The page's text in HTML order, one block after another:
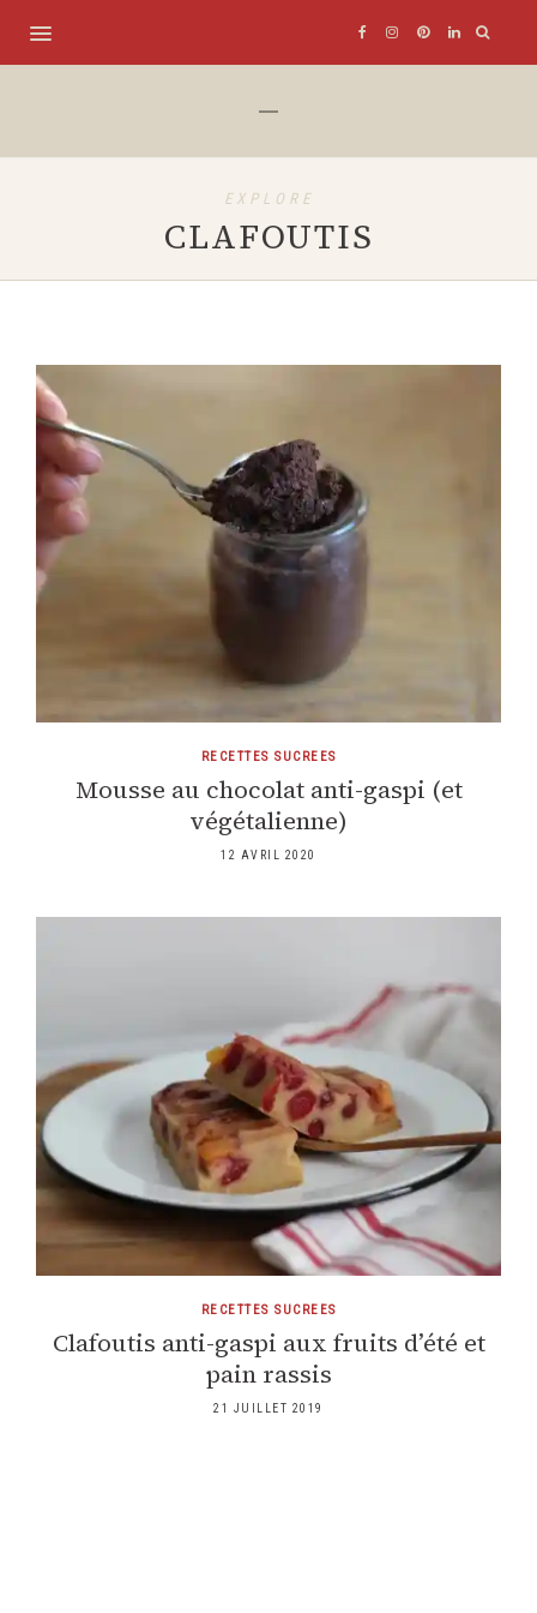
EXPLORE
CLAFOUTIS
RECETTES SUCREES
Mousse au chocolat anti-gaspi (et
végétalienne)
12 AVRIL 2020
RECETTES SUCREES
Clafoutis anti-gaspi aux fruits d’été et
pain rassis
21 JUILLET 2019